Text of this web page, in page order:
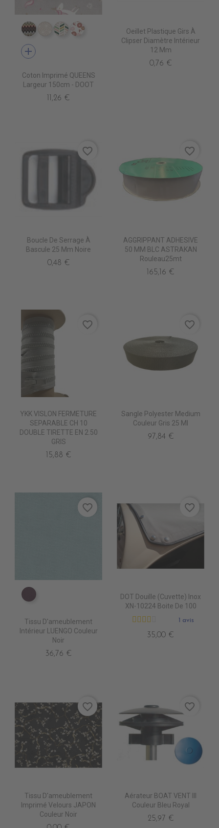
CI0007 EDALI
CI0011 CASUAL BEIGE
CI0017 FULHAM
CI0018 NOSHIRO
add
Coton Imprimé QUEENS
Largeur 150cm - DOOT
11,26 €
Oeillet Plastique Girs À
Clipser Diamètre Intérieur
12 Mm
0,76 €
Boucle De Serrage À
Bascule 25 Mm Noire
0,48 €
favorite_border
AGGRIPPANT ADHESIVE
50 MM BLC ASTRAKAN
Rouleau25mt
165,16 €
favorite_border
YKK VISLON FERMETURE
SEPARABLE CH 10
DOUBLE TIRETTE EN 2.50
GRIS
15,88 €
favorite_border
Sangle Polyester Medium
Couleur Gris 25 Ml
97,84 €
favorite_border
TA5210 AUBERGINE
Tissu D'ameublement
Intérieur LUENGO Couleur
Noir
36,76 €
favorite_border
DOT Douille (Cuvette) Inox
XN-10224 Boite De 100
1 avis
35,00 €
favorite_border
Tissu D'ameublement
Imprimé Velours JAPON
Couleur Noir
favorite_border
Aérateur BOAT VENT III
Couleur Bleu Royal
25,97 €
favorite_border